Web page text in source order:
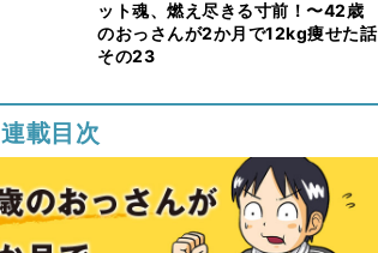
ット魂、燃え尽きる寸前！〜42歳
のおっさんが2か月で12kg痩せた話
その23
連載目次